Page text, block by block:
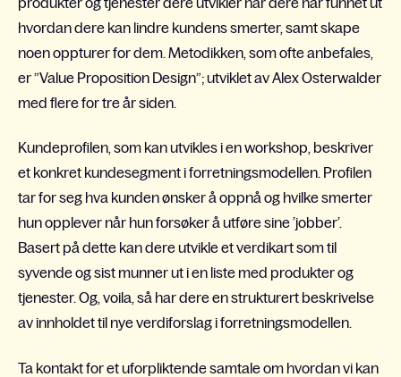
hvordan dere kan lindre kundens smerter, samt skape
noen oppturer for dem. Metodikken, som ofte anbefales,
er ”Value Proposition Design”; utviklet av Alex Osterwalder
med flere for tre år siden.
Kundeprofilen, som kan utvikles i en workshop, beskriver
et konkret kundesegment i forretningsmodellen. Profilen
tar for seg hva kunden ønsker å oppnå og hvilke smerter
hun opplever når hun forsøker å utføre sine ’jobber’.
Basert på dette kan dere utvikle et verdikart som til
syvende og sist munner ut i en liste med produkter og
tjenester. Og, voila, så har dere en strukturert beskrivelse
av innholdet til nye verdiforslag i forretningsmodellen.
Ta kontakt for et uforpliktende samtale om hvordan vi kan